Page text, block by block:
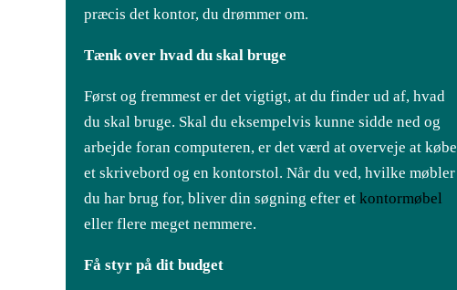
præcis det kontor, du drømmer om.
Tænk over hvad du skal bruge
Først og fremmest er det vigtigt, at du finder ud af, hvad
du skal bruge. Skal du eksempelvis kunne sidde ned og
arbejde foran computeren, er det værd at overveje at købe
et skrivebord og en kontorstol. Når du ved, hvilke møbler
du har brug for, bliver din søgning efter et kontormøbel
eller flere meget nemmere.
Få styr på dit budget